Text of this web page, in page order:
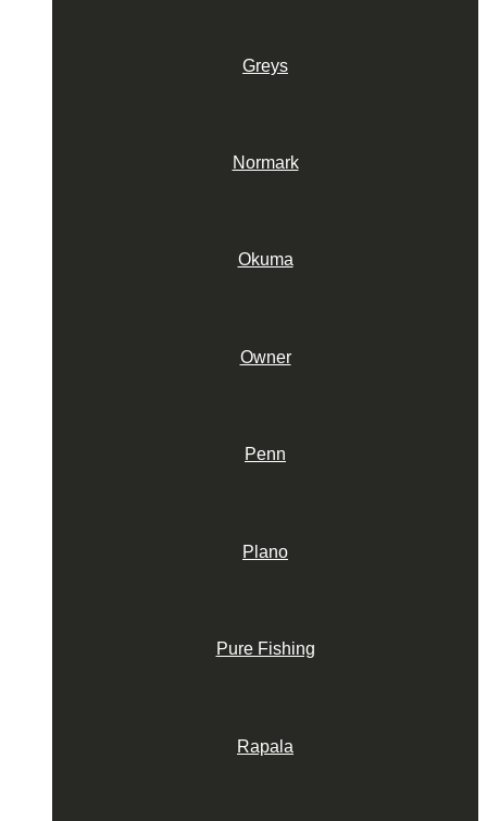
Greys
Normark
Okuma
Owner
Penn
Plano
Pure Fishing
Rapala